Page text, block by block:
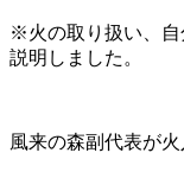
※火の取り扱い、自
説明しました。
風来の森副代表が